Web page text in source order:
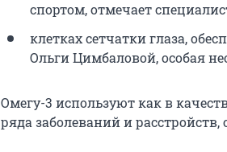
спортом, отмечает
клетках сетчатки глаза,
Ольги Цимбаловой, особая
Омегу-3 используют как в
ряда заболеваний и